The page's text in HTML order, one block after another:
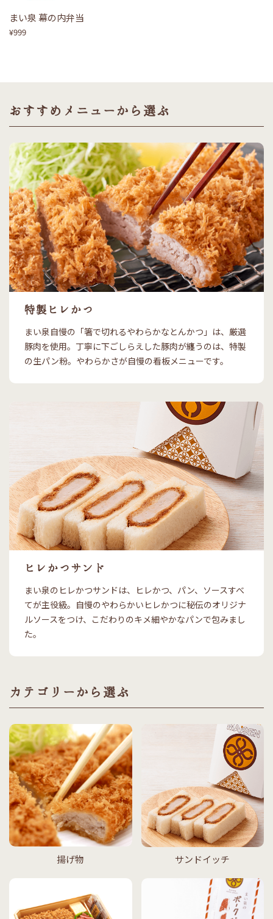
まい泉 幕の内弁当
¥999
おすすめメニューから選ぶ
特製ヒレかつ
まい泉自慢の「箸で切れるやわらかなとんかつ」は、厳選
豚肉を使用。丁寧に下ごしらえした豚肉が纏うのは、特製
の生パン粉。やわらかさが自慢の看板メニューです。
ヒレかつサンド
まい泉のヒレかつサンドは、ヒレかつ、パン、ソースすべ
てが主役級。自慢のやわらかいヒレかつに秘伝のオリジナ
ルソースをつけ、こだわりのキメ細やかなパンで包みまし
た。
カテゴリーから選ぶ
揚げ物 サンドイッチ